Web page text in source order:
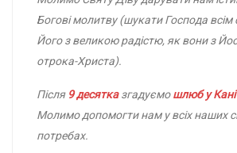
Богові молитву (шукати Господа всім
Його з великою радістю, як вони з
отрока-Христа).
Після 9 десятказгадуємошлюб у Кані
Молимо допомогти нам у всіх наших
потребах.